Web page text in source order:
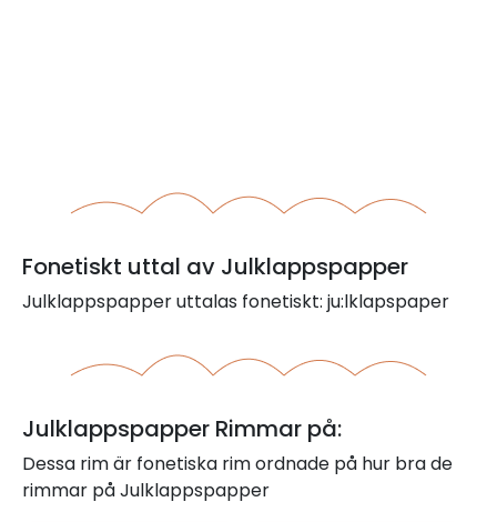
Fonetiskt uttal av Julklappspapper
Julklappspapper uttalas fonetiskt: ju:lklapspaper
Julklappspapper Rimmar på:
Dessa rim är fonetiska rim ordnade på hur bra de
rimmar på Julklappspapper